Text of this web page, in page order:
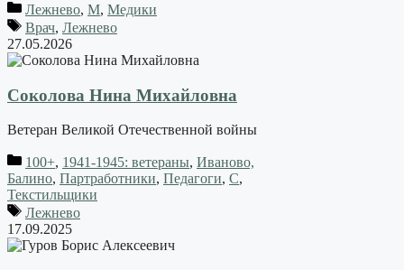
Лежнево, М, Медики
Врач, Лежнево
27.05.2026
Соколова Нина Михайловна
Ветеран Великой Отечественной войны
100+, 1941-1945: ветераны, Иваново,
Балино, Партработники, Педагоги, С,
Текстильщики
Лежнево
17.09.2025